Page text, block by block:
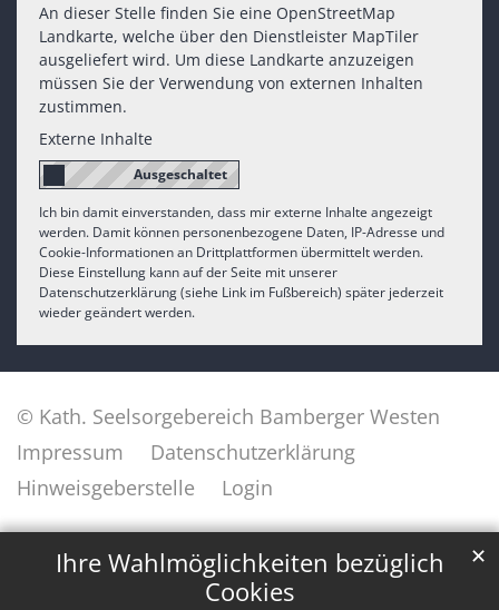
Ihre Wahlmöglichkeiten bezüglich
Cookies
✕
An dieser Stelle finden Sie eine OpenStreetMap
Landkarte, welche über den Dienstleister MapTiler
ausgeliefert wird. Um diese Landkarte anzuzeigen
müssen Sie der Verwendung von externen Inhalten
zustimmen.
Externe Inhalte
Ich bin damit einverstanden, dass mir externe Inhalte angezeigt
werden. Damit können personenbezogene Daten, IP-Adresse und
Cookie-Informationen an Drittplattformen übermittelt werden.
Diese Einstellung kann auf der Seite mit unserer
Datenschutzerklärung (siehe Link im Fußbereich) später jederzeit
wieder geändert werden.
© Kath. Seelsorgebereich Bamberger Westen
Impressum
Datenschutzerklärung
Hinweisgeberstelle
Login